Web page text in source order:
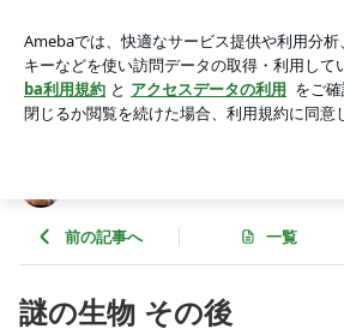
アプリをダウンロードして ブログの更新通知
ょう。
前の記事へ 一覧
謎の生物 その後